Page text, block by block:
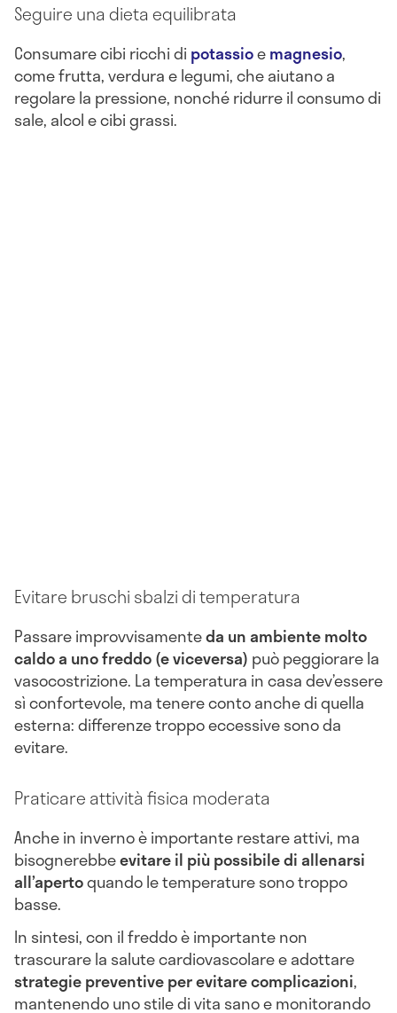
Seguire una dieta equilibrata
Consumare cibi ricchi di potassioemagnesio,
come frutta, verdura e legumi, che aiutano a
regolare la pressione, nonché ridurre il consumo di
sale, alcol e cibi grassi.
Evitare bruschi sbalzi di temperatura
Passare improvvisamenteda un ambiente molto
caldo a uno freddo (e viceversa) può peggiorare la
vasocostrizione. La temperatura in casa dev’essere
sì confortevole, ma tenere conto anche di quella
esterna: differenze troppo eccessive sono da
evitare.
Praticare attività fisica moderata
Anche in inverno è importante restare attivi, ma
bisognerebbeevitare il più possibile di allenarsi
all’apertoquando le temperature sono troppo
basse.
In sintesi, con il freddo è importante non
trascurare la salute cardiovascolare e adottare
strategie preventive per evitare complicazioni,
mantenendo uno stile di vita sano e monitorando